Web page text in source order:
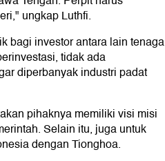
ungkap Luthfi.
bagi investor antara lain tenaga
tidak ada
diperbanyak industri padat
pihaknya memiliki visi misi
Selain itu, juga untuk
dengan Tionghoa.